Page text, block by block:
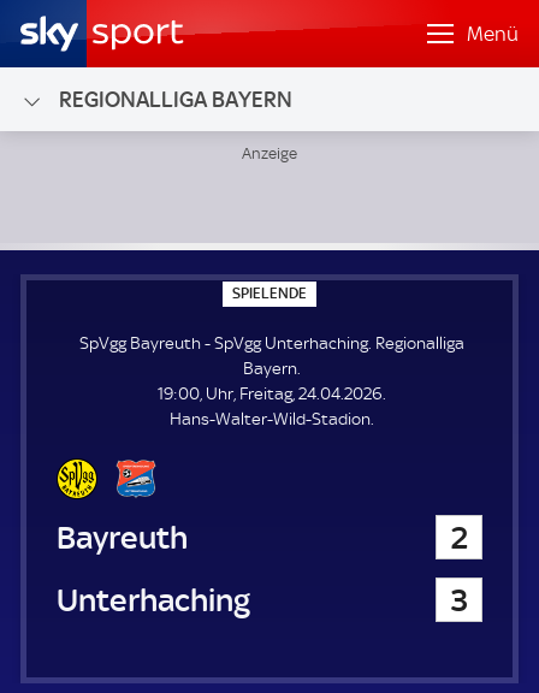
Menü
REGIONALLIGA BAYERN
SPIELENDE
P
E
N
D
E
SpVgg Bayreuth - SpVgg Unterhaching. Regionalliga
Bayern.
19:00, Uhr, Freitag, 24.04.2026.
Hans-Walter-Wild-Stadion.
SpVgg Bayreuth
2
SpVgg Unterhaching
3